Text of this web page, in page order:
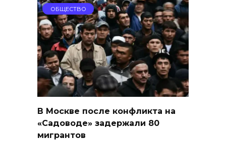
ОБЩЕСТВО
В Москве после конфликта на
«Садоводе» задержали 80
мигрантов